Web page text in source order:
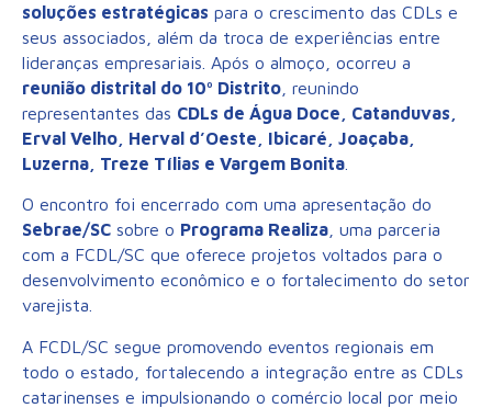
soluções estratégicas para o crescimento das CDLs e
seus associados, além da troca de experiências entre
lideranças empresariais. Após o almoço, ocorreu a
reunião distrital do 10º Distrito , reunindo
representantes das CDLs de Água Doce, Catanduvas,
Erval Velho, Herval d’Oeste, Ibicaré, Joaçaba,
Luzerna, Treze Tílias e Vargem Bonita
O encontro foi encerrado com uma apresentação do
Sebrae/SC sobre o Programa Realiza , uma parceria
com a FCDL/SC que oferece projetos voltados para o
desenvolvimento econômico e o fortalecimento do setor
varejista.
A FCDL/SC segue promovendo eventos regionais em
todo o estado, fortalecendo a integração entre as CDLs
catarinenses e impulsionando o comércio local por meio